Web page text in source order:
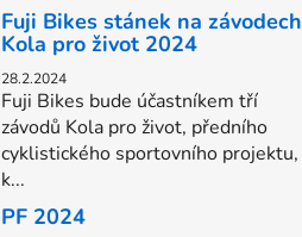
Fuji Bikes stánek na závodech
Kola pro život 2024
28.2.2024
Fuji Bikes bude účastníkem tří
závodů Kola pro život, předního
cyklistického sportovního projektu,
k...
PF 2024